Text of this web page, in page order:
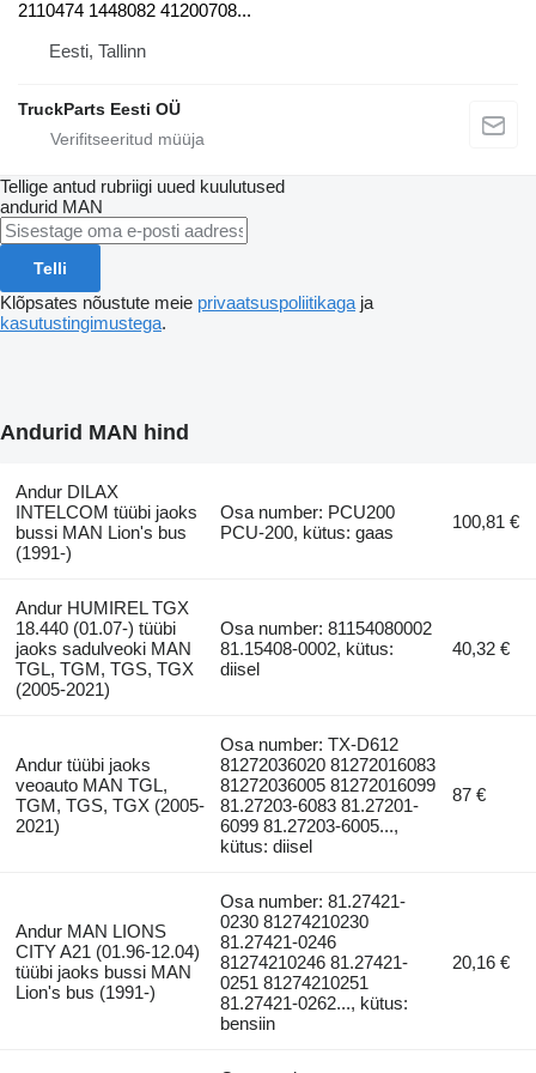
2110474 1448082 41200708...
Eesti, Tallinn
TruckParts Eesti OÜ
Tellige antud rubriigi uued kuulutused
andurid MAN
Telli
Klõpsates nõustute meie privaatsuspoliitikaga ja
kasutustingimustega.
Andurid MAN hind
Andur DILAX
INTELCOM tüübi jaoks
bussi MAN Lion's bus
(1991-)
Osa number: PCU200
PCU-200, kütus: gaas
100,81 €
Andur HUMIREL TGX
18.440 (01.07-) tüübi
jaoks sadulveoki MAN
TGL, TGM, TGS, TGX
(2005-2021)
Osa number: 81154080002
81.15408-0002, kütus:
diisel
40,32 €
Andur tüübi jaoks
veoauto MAN TGL,
TGM, TGS, TGX (2005-
2021)
Osa number: TX-D612
81272036020 81272016083
81272036005 81272016099
81.27203-6083 81.27201-
6099 81.27203-6005...,
kütus: diisel
87 €
Andur MAN LIONS
CITY A21 (01.96-12.04)
tüübi jaoks bussi MAN
Lion's bus (1991-)
Osa number: 81.27421-
0230 81274210230
81.27421-0246
81274210246 81.27421-
0251 81274210251
81.27421-0262..., kütus:
bensiin
20,16 €